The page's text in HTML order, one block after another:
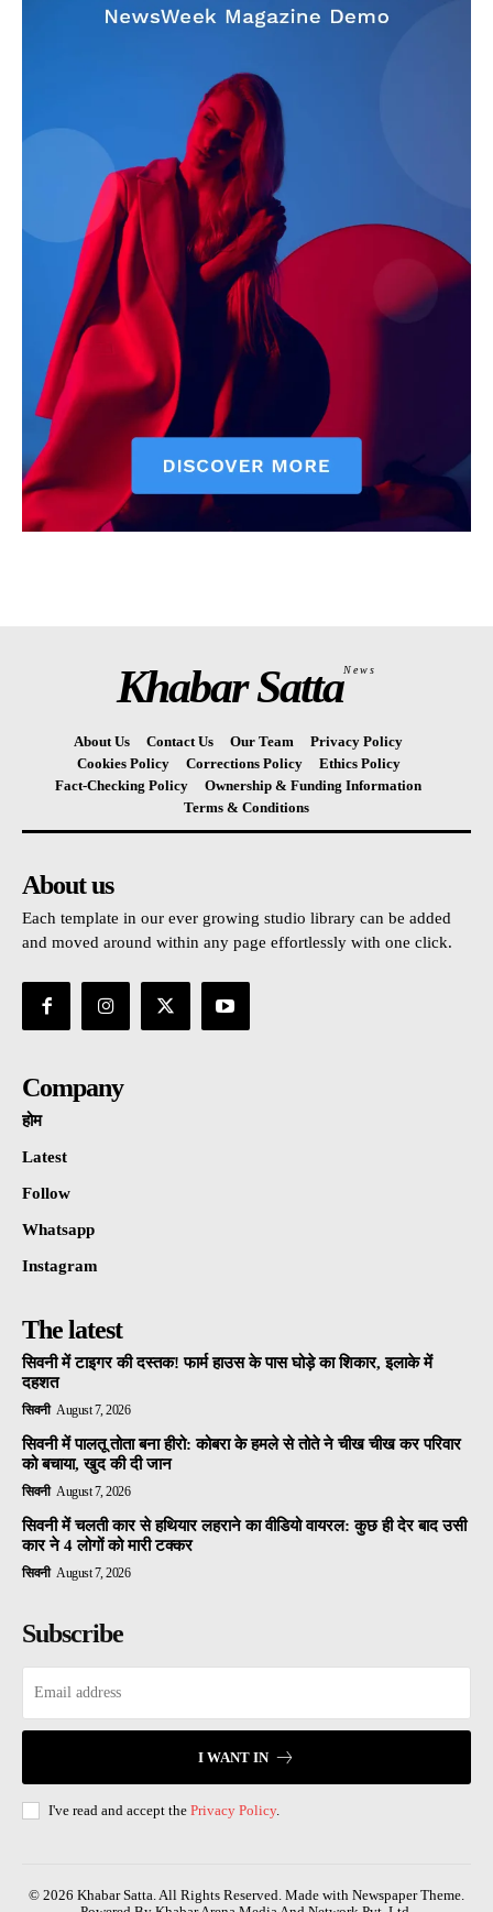
Khabar SattaNews
About Us Contact Us Our Team
Privacy Policy
Cookies Policy
Corrections Policy
Ethics Policy
Fact-Checking Policy
Ownership & Funding Information
Terms & Conditions
About us
Each template in our ever growing studio library can be added
and moved around within any page effortlessly with one click.
Company
होम
Latest
Follow
Whatsapp
Instagram
The latest
सिवनी में टाइगर की दस्तक! फार्म हाउस के पास घोड़े का शिकार, इलाके में
दहशत
सिवनी August 7, 2026
सिवनी में पालतू तोता बना हीरो: कोबरा के हमले से तोते ने चीख चीख कर परिवार
को बचाया, खुद की दी जान
सिवनी August 7, 2026
सिवनी में चलती कार से हथियार लहराने का वीडियो वायरल: कुछ ही देर बाद उसी
कार ने 4 लोगों को मारी टक्कर
सिवनी August 7, 2026
Subscribe
I WANT IN
I've read and accept the Privacy Policy.
© 2026 Khabar Satta. All Rights Reserved. Made with Newspaper Theme.